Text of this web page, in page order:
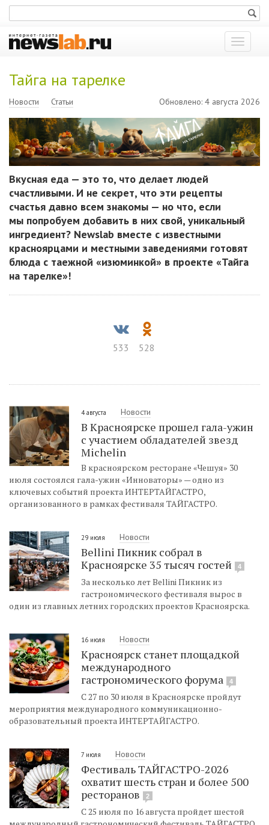
Показать
меню
Тайга на тарелке
Новости Статьи Обновлено: 4 августа 2026
Вкусная еда — это то, что делает людей
счастливыми. И не секрет, что эти рецепты
счастья давно всем знакомы — но что, если
мы попробуем добавить в них свой, уникальный
ингредиент? Newslab вместе с известными
красноярцами и местными заведениями готовят
блюда с таежной «изюминкой» в проекте «Тайга
на тарелке»!
533 528
4 августа Новости
В Красноярске прошел гала-ужин
с участием обладателей звезд
Michelin
В красноярском ресторане «Чешуя» 30
июля состоялся гала-ужин «Инноваторы» — одно из
ключевых событий проекта ИНТЕРТАЙГАСТРО,
организованного в рамках фестиваля ТАЙГАСТРО.
29 июля Новости
Bellini Пикник собрал в
Красноярске 35 тысяч гостей
4
За несколько лет Bellini Пикник из
гастрономического фестиваля вырос в
один из главных летних городских проектов Красноярска.
16 июля Новости
Красноярск станет площадкой
международного
гастрономического форума
4
С 27 по 30 июля в Красноярске пройдут
мероприятия международного коммуникационно-
образовательный проекта ИНТЕРТАЙГАСТРО.
7 июля Новости
Фестиваль ТАЙГАСТРО-2026
охватит шесть стран и более 500
ресторанов
2
С 25 июля по 16 августа пройдет шестой